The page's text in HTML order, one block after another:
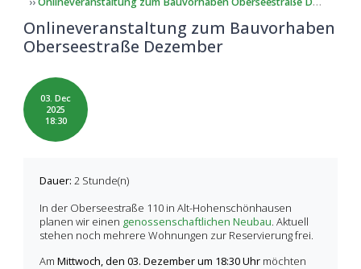
Onlineveranstaltung zum Bauvorhaben
Oberseestraße Dezember
03. Dec
2025
18:30
Dauer: 2 Stunde(n)
In der Oberseestraße 110 in Alt-Hohenschönhausen
planen wir einen genossenschaftlichen Neubau. Aktuell
stehen noch mehrere Wohnungen zur Reservierung frei.
Am Mittwoch, den 03. Dezember um 18:30 Uhr möchten